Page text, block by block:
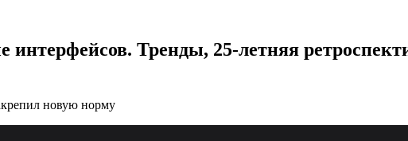
интерфейсов. Тренды, 25-летняя
новую норму